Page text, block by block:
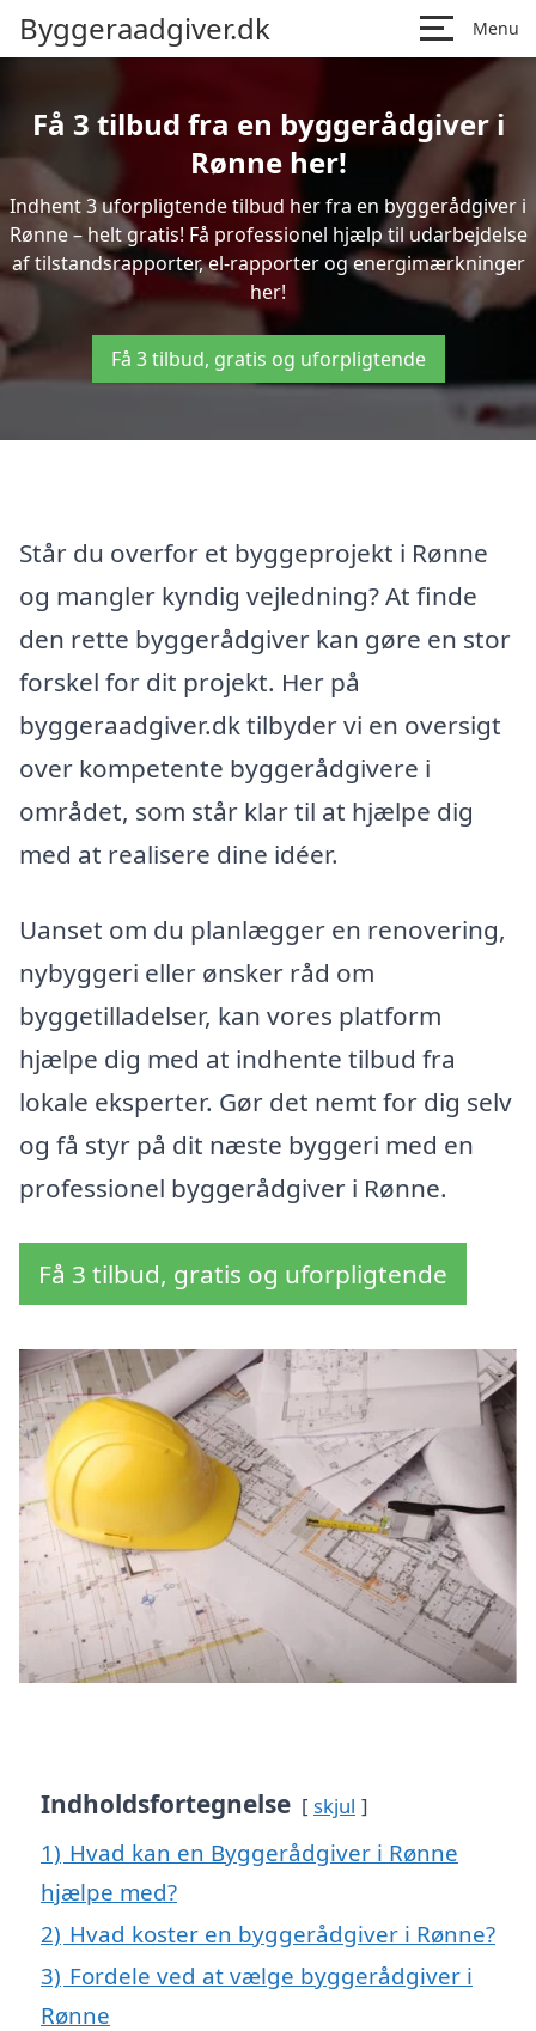
Byggeraadgiver.dk Menu
Få 3 tilbud fra en byggerådgiver i
Rønne her!
Indhent 3 uforpligtende tilbud her fra en byggerådgiver i
Rønne – helt gratis! Få professionel hjælp til udarbejdelse
af tilstandsrapporter, el-rapporter og energimærkninger
her!
Få 3 tilbud, gratis og uforpligtende
Står du overfor et byggeprojekt i Rønne
og mangler kyndig vejledning? At finde
den rette byggerådgiver kan gøre en stor
forskel for dit projekt. Her på
byggeraadgiver.dk tilbyder vi en oversigt
over kompetente byggerådgivere i
området, som står klar til at hjælpe dig
med at realisere dine idéer.
Uanset om du planlægger en renovering,
nybyggeri eller ønsker råd om
byggetilladelser, kan vores platform
hjælpe dig med at indhente tilbud fra
lokale eksperter. Gør det nemt for dig selv
og få styr på dit næste byggeri med en
professionel byggerådgiver i Rønne.
Få 3 tilbud, gratis og uforpligtende
Indholdsfortegnelse skjul
1) Hvad kan en Byggerådgiver i Rønne
hjælpe med?
2) Hvad koster en byggerådgiver i Rønne?
3) Fordele ved at vælge byggerådgiver i
Rønne